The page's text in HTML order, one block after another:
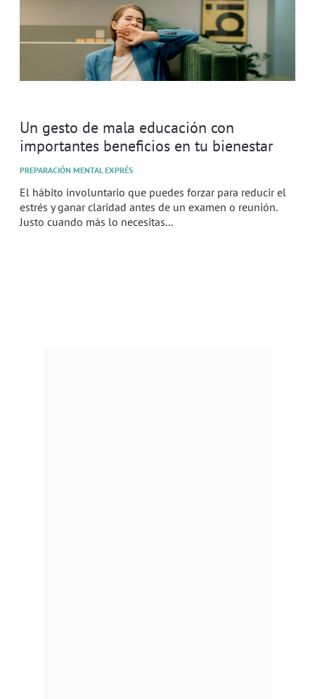
Un gesto de mala educación con
importantes beneficios en tu bienestar
PREPARACIÓN MENTAL EXPRÉS
El hábito involuntario que puedes forzar para reducir el
estrés y ganar claridad antes de un examen o reunión.
Justo cuando más lo necesitas...